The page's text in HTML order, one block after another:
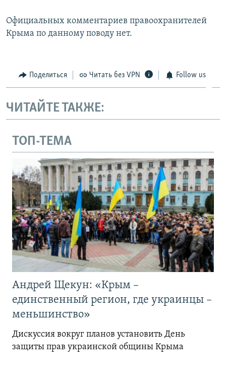
Официальных комментариев правоохранителей
Крыма по данному поводу нет.
Поделиться Читать без VPN Follow us
ЧИТАЙТЕ ТАКЖЕ:
ТОП-ТЕМА
Андрей Щекун: «Крым –
единственный регион, где украинцы –
меньшинство»
Дискуссия вокруг планов установить День
защиты прав украинской общины Крыма